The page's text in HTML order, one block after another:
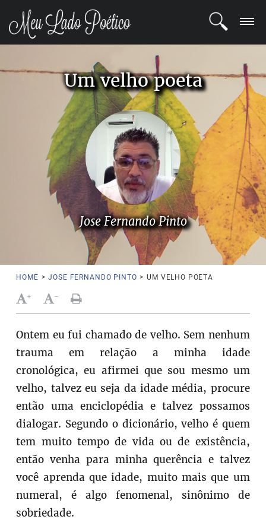
REGISTRO
COMUNIDADE
Um velho poeta
Jose Fernando Pinto
HOME > JOSE FERNANDO PINTO > UM VELHO POETA
+ -
Ontem eu fui chamado de velho. Sem nenhum
trauma em relação a minha idade
cronológica, eu afirmei que sou mesmo um
velho, talvez eu seja da idade média, procure
então uma enciclopédia e talvez possamos
dialogar. Segundo o dicionário, velho é quem
tem muito tempo de vida ou de existência,
então venha para minha querência e talvez
você aprenda que idade, muito mais que um
numeral, é algo fenomenal, sinônimo de
sobriedade.